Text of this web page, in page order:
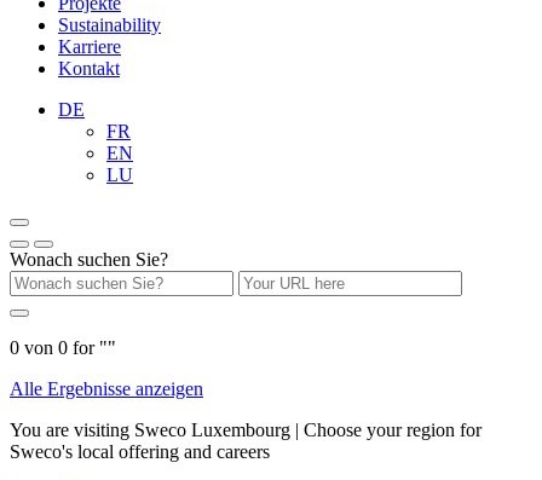
Sustainability
Karriere
Kontakt
DE
FR
EN
LU
Wonach suchen Sie?
0 von 0 for ""
Alle Ergebnisse anzeigen
You are visiting Sweco Luxembourg | Choose your region for
Sweco's local offering and careers